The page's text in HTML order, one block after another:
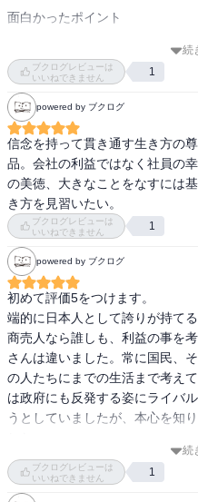
面白かったポイント
・鐡造や店員たちの生き様。鐡
や武知、新田などの店員たちが
いて勇気をもらえる。店員たち
店員たちを褒める描写はグッとく
・タンク底。周りから冷ややか
わかっても、日本のためとこれ
っていったこと。
・アバダンでの交渉。武知や正
が、疑心暗鬼のイラン人とはな
辺がなかなかハラハラした。
・日章丸事件。現地の人々の歓
する各国の制裁がいかに辛いも
たちがかっこいい。英海軍を出
った新田船長が1番海賊っぽいと
・製油所や国岡丸建造など、日
た。
・石油をめぐる世界情勢、石油
続
ブクログレビューは
いいねできません
1
powered by ブクログ
信念を持って貫き通す生き方の
品。会社の利益ではなく社員の
の美徳、大きなことをなすには
き方を見習いたい。
ブクログレビューは
いいねできません
1
powered by ブクログ
初めて評価5をつけます。
端的に日本人として誇りが持て
商売人なら誰しも、利益の事を
さんは違いました。常に国民、
の人たちにまでの生活まで考え
は政府にも反発する姿にライバ
うとしていましたが、本心を知
これからの人生においてとても続
ブクログレビューは
いいねできません
1